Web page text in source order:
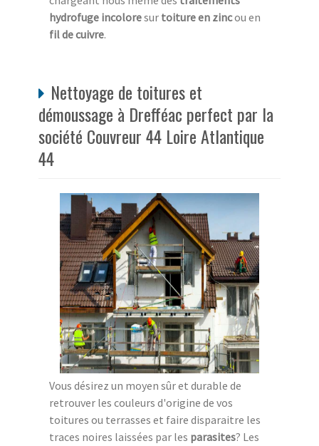
hydrofuge incoloresur toiture en zincou en
fil de cuivre.
Nettoyage de toitures et
démoussage à Drefféac perfect par la
société Couvreur 44 Loire Atlantique
44
Vous désirez un moyen sûr et durable de
retrouver les couleurs d'origine de vos
toitures ou terrasses et faire disparaitre les
traces noires laissées par les parasites? Les